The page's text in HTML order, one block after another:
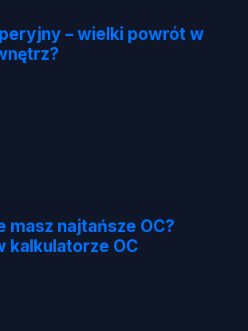
– wielki powrót w
masz najtańsze OC?
kalkulatorze OC